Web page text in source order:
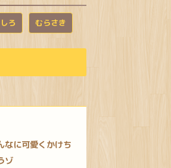
しろ むらさき
なに可愛くかけち
ゾ